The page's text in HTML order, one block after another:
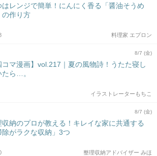
はレンジで簡単！にんにく香る「醤油そうめ
の作り方
料理家 エプロン
8/7 (金)
コマ漫画】vol.217｜夏の風物詩！うたた寝し
たら…。
イラストレーターもちこ
8/7 (金)
収納のプロが教える！キレイな家に共通する
除がラクな収納」3つ
整理収納アドバイザー みほ